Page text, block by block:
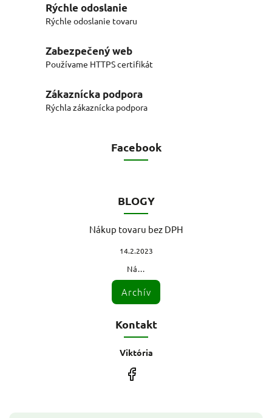
Rýchle odoslanie
Rýchle odoslanie tovaru
Zabezpečený web
Používame HTTPS certifikát
Zákaznícka podpora
Rýchla zákaznícka podpora
Facebook
BLOGY
Nákup tovaru bez DPH
14.2.2023
Ná...
Archív
Kontakt
Viktória